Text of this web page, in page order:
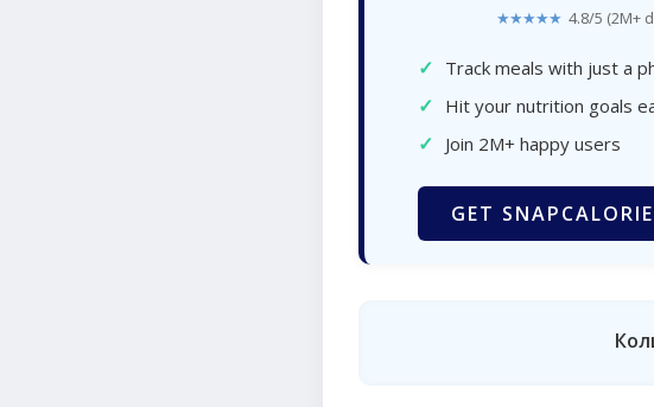
★★★★★ 4.8/5 (2M+
✓ Track meals with just a
✓ Hit your nutrition goals
✓ Join 2M+ happy users
GET SNAPCALORIE